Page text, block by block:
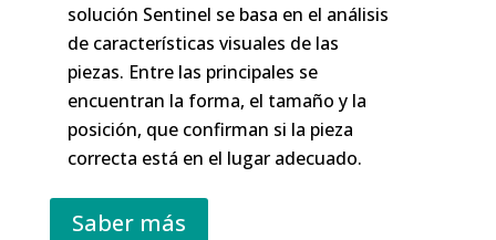
solución Sentinel se basa en el análisis
de características visuales de las
piezas. Entre las principales se
encuentran la forma, el tamaño y la
posición, que confirman si la pieza
correcta está en el lugar adecuado.
Saber más